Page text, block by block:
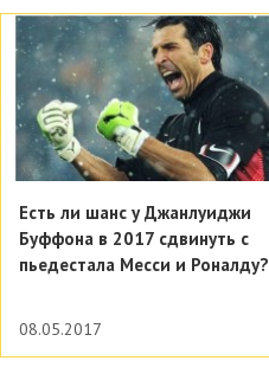
Есть ли шанс у Джанлуиджи
Буффона в 2017 сдвинуть с
пьедестала Месси и Роналду?
08.05.2017